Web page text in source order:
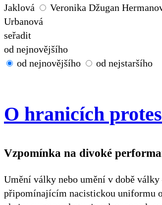
Jaklová
Veronika Džugan
Urbanová
seřadit
od nejnovějšího
od nejnovějšího
od nejstaršího
O hranicích
Vzpomínka na divoké
Umění války nebo umění v době
připomínajícím nacistickou uniformu